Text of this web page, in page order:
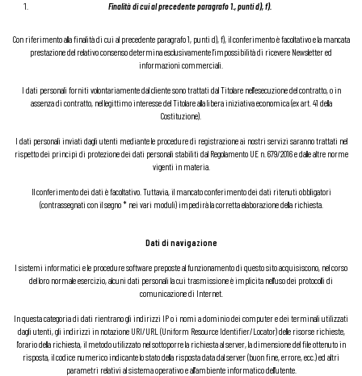
Finalità di cui al precedente paragrafo 1., punti d), f).
Con riferimento alla finalità di cui al precedente paragrafo 1, punti d), f), il conferimento è facoltativo e la mancata
prestazione del relativo consenso determina esclusivamente l’impossibilità di ricevere Newsletter ed
informazioni commerciali.
I dati personali forniti volontariamente dal cliente sono trattati dal Titolare nell'esecuzione del contratto, o in
assenza di contratto, nel legittimo interesse del Titolare alla libera iniziativa economica (ex art. 41 della
Costituzione).
I dati personali inviati dagli utenti mediante le procedure di registrazione ai nostri servizi saranno trattati nel
rispetto dei principi di protezione dei dati personali stabiliti dal Regolamento UE n. 679/2016 e dalle altre norme
vigenti in materia.
Il conferimento dei dati è facoltativo. Tuttavia, il mancato conferimento dei dati ritenuti obbligatori
(contrassegnati con il segno * nei vari moduli) impedirà la corretta elaborazione della richiesta.
Dati di navigazione
I sistemi informatici e le procedure software preposte al funzionamento di questo sito acquisiscono, nel corso
del loro normale esercizio, alcuni dati personali la cui trasmissione è implicita nell'uso dei protocolli di
comunicazione di Internet.
In questa categoria di dati rientrano gli indirizzi IP o i nomi a dominio dei computer e dei terminali utilizzati
dagli utenti, gli indirizzi in notazione URI/URL (Uniform Resource Identifier/Locator) delle risorse richieste,
l'orario della richiesta, il metodo utilizzato nel sottoporre la richiesta al server, la dimensione del file ottenuto in
risposta, il codice numerico indicante lo stato della risposta data dal server (buon fine, errore, ecc.) ed altri
parametri relativi al sistema operativo e all'ambiente informatico dell'utente.